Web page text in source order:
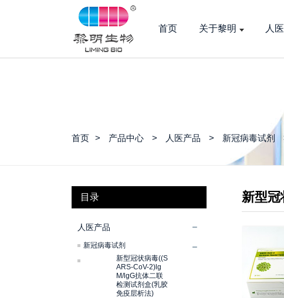
首页 关于黎明 人
首页 产品中心 人医产品 新冠病毒试剂
目录
人医产品
新冠病毒试剂
新型冠状病毒((S
ARS-CoV-2)lg
M/lgG抗体二联
检测试剂盒(乳胶
免疫层析法)
新型冠